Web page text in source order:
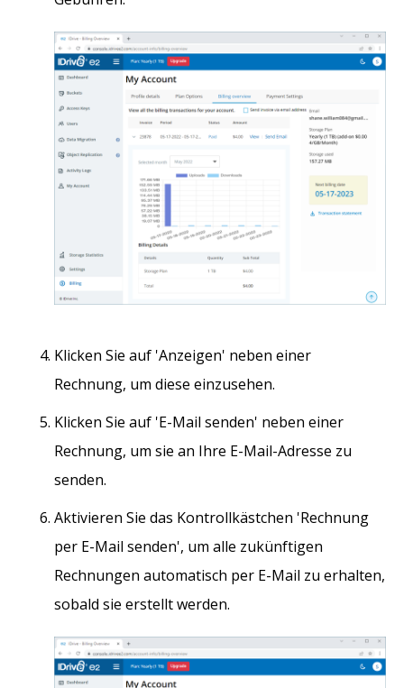
Klicken Sie auf 'Anzeigen' neben einer
Rechnung, um diese einzusehen.
Klicken Sie auf 'E-Mail senden' neben einer
Rechnung, um sie an Ihre E-Mail-Adresse zu
senden.
Aktivieren Sie das Kontrollkästchen 'Rechnung
per E-Mail senden', um alle zukünftigen
Rechnungen automatisch per E-Mail zu erhalten,
sobald sie erstellt werden.